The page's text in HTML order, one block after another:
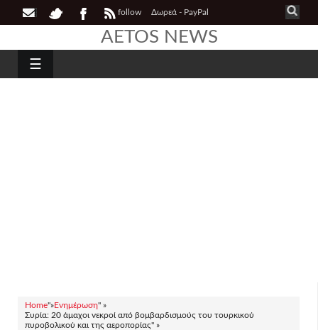
follow Δωρεά - PayPal
AETOS NEWS
☰
Home"»Ενημέρωση" »
Συρία: 20 άμαχοι νεκροί από βομβαρδισμούς του τουρκικού
πυροβολικού και της αεροπορίας" »